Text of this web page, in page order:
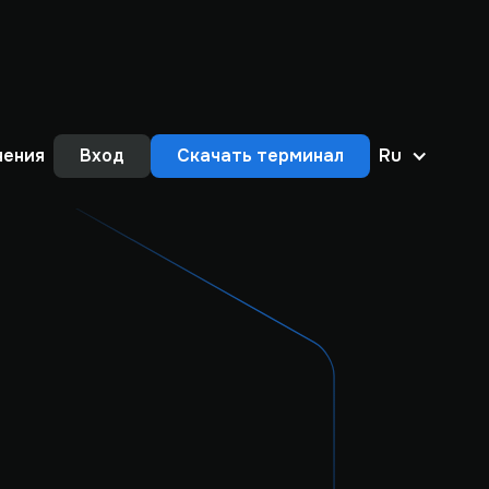
Вход Скачать терминал Ru